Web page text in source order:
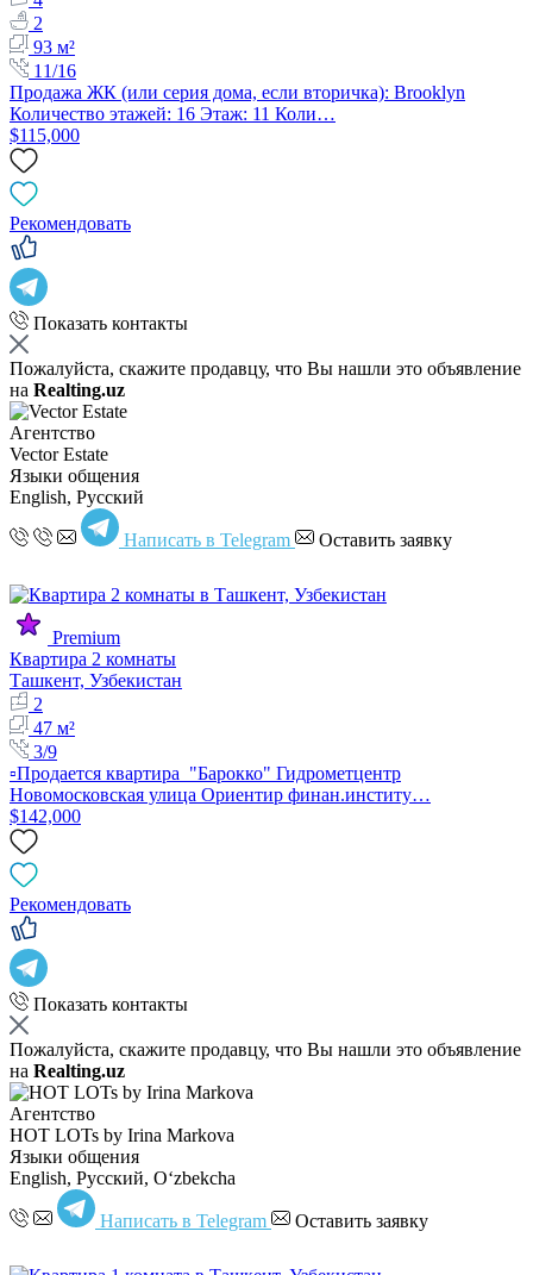
2
93 м²
11/16
Продажа ЖК (или серия дома, если вторичка): Brooklyn
Количество этажей: 16 Этаж: 11 Коли…
$115,000
Рекомендовать
Показать контакты
Пожалуйста, скажите продавцу, что Вы нашли это объявление
на Realting.uz
Агентство
Vector Estate
Языки общения
English, Русский
Написать в Telegram Оставить заявку
Premium
Квартира 2 комнаты
Ташкент, Узбекистан
2
47 м²
3/9
▫️Продается квартира "Барокко" Гидрометцентр
Новомосковская улица Ориентир финан.институ…
$142,000
Рекомендовать
Показать контакты
Пожалуйста, скажите продавцу, что Вы нашли это объявление
на Realting.uz
Агентство
HOT LOTs by Irina Markova
Языки общения
English, Русский, Oʻzbekcha
Написать в Telegram Оставить заявку